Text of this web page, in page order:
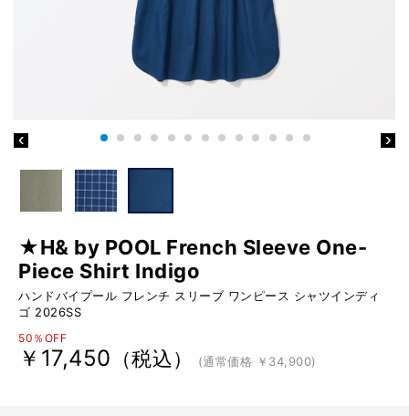
★H& by POOL French Sleeve One-
Piece Shirt Indigo
ハンドバイプール フレンチ スリーブ ワンピース シャツインディ
ゴ 2026SS
50％OFF
￥17,450 （税込） (通常価格 ￥34,900)